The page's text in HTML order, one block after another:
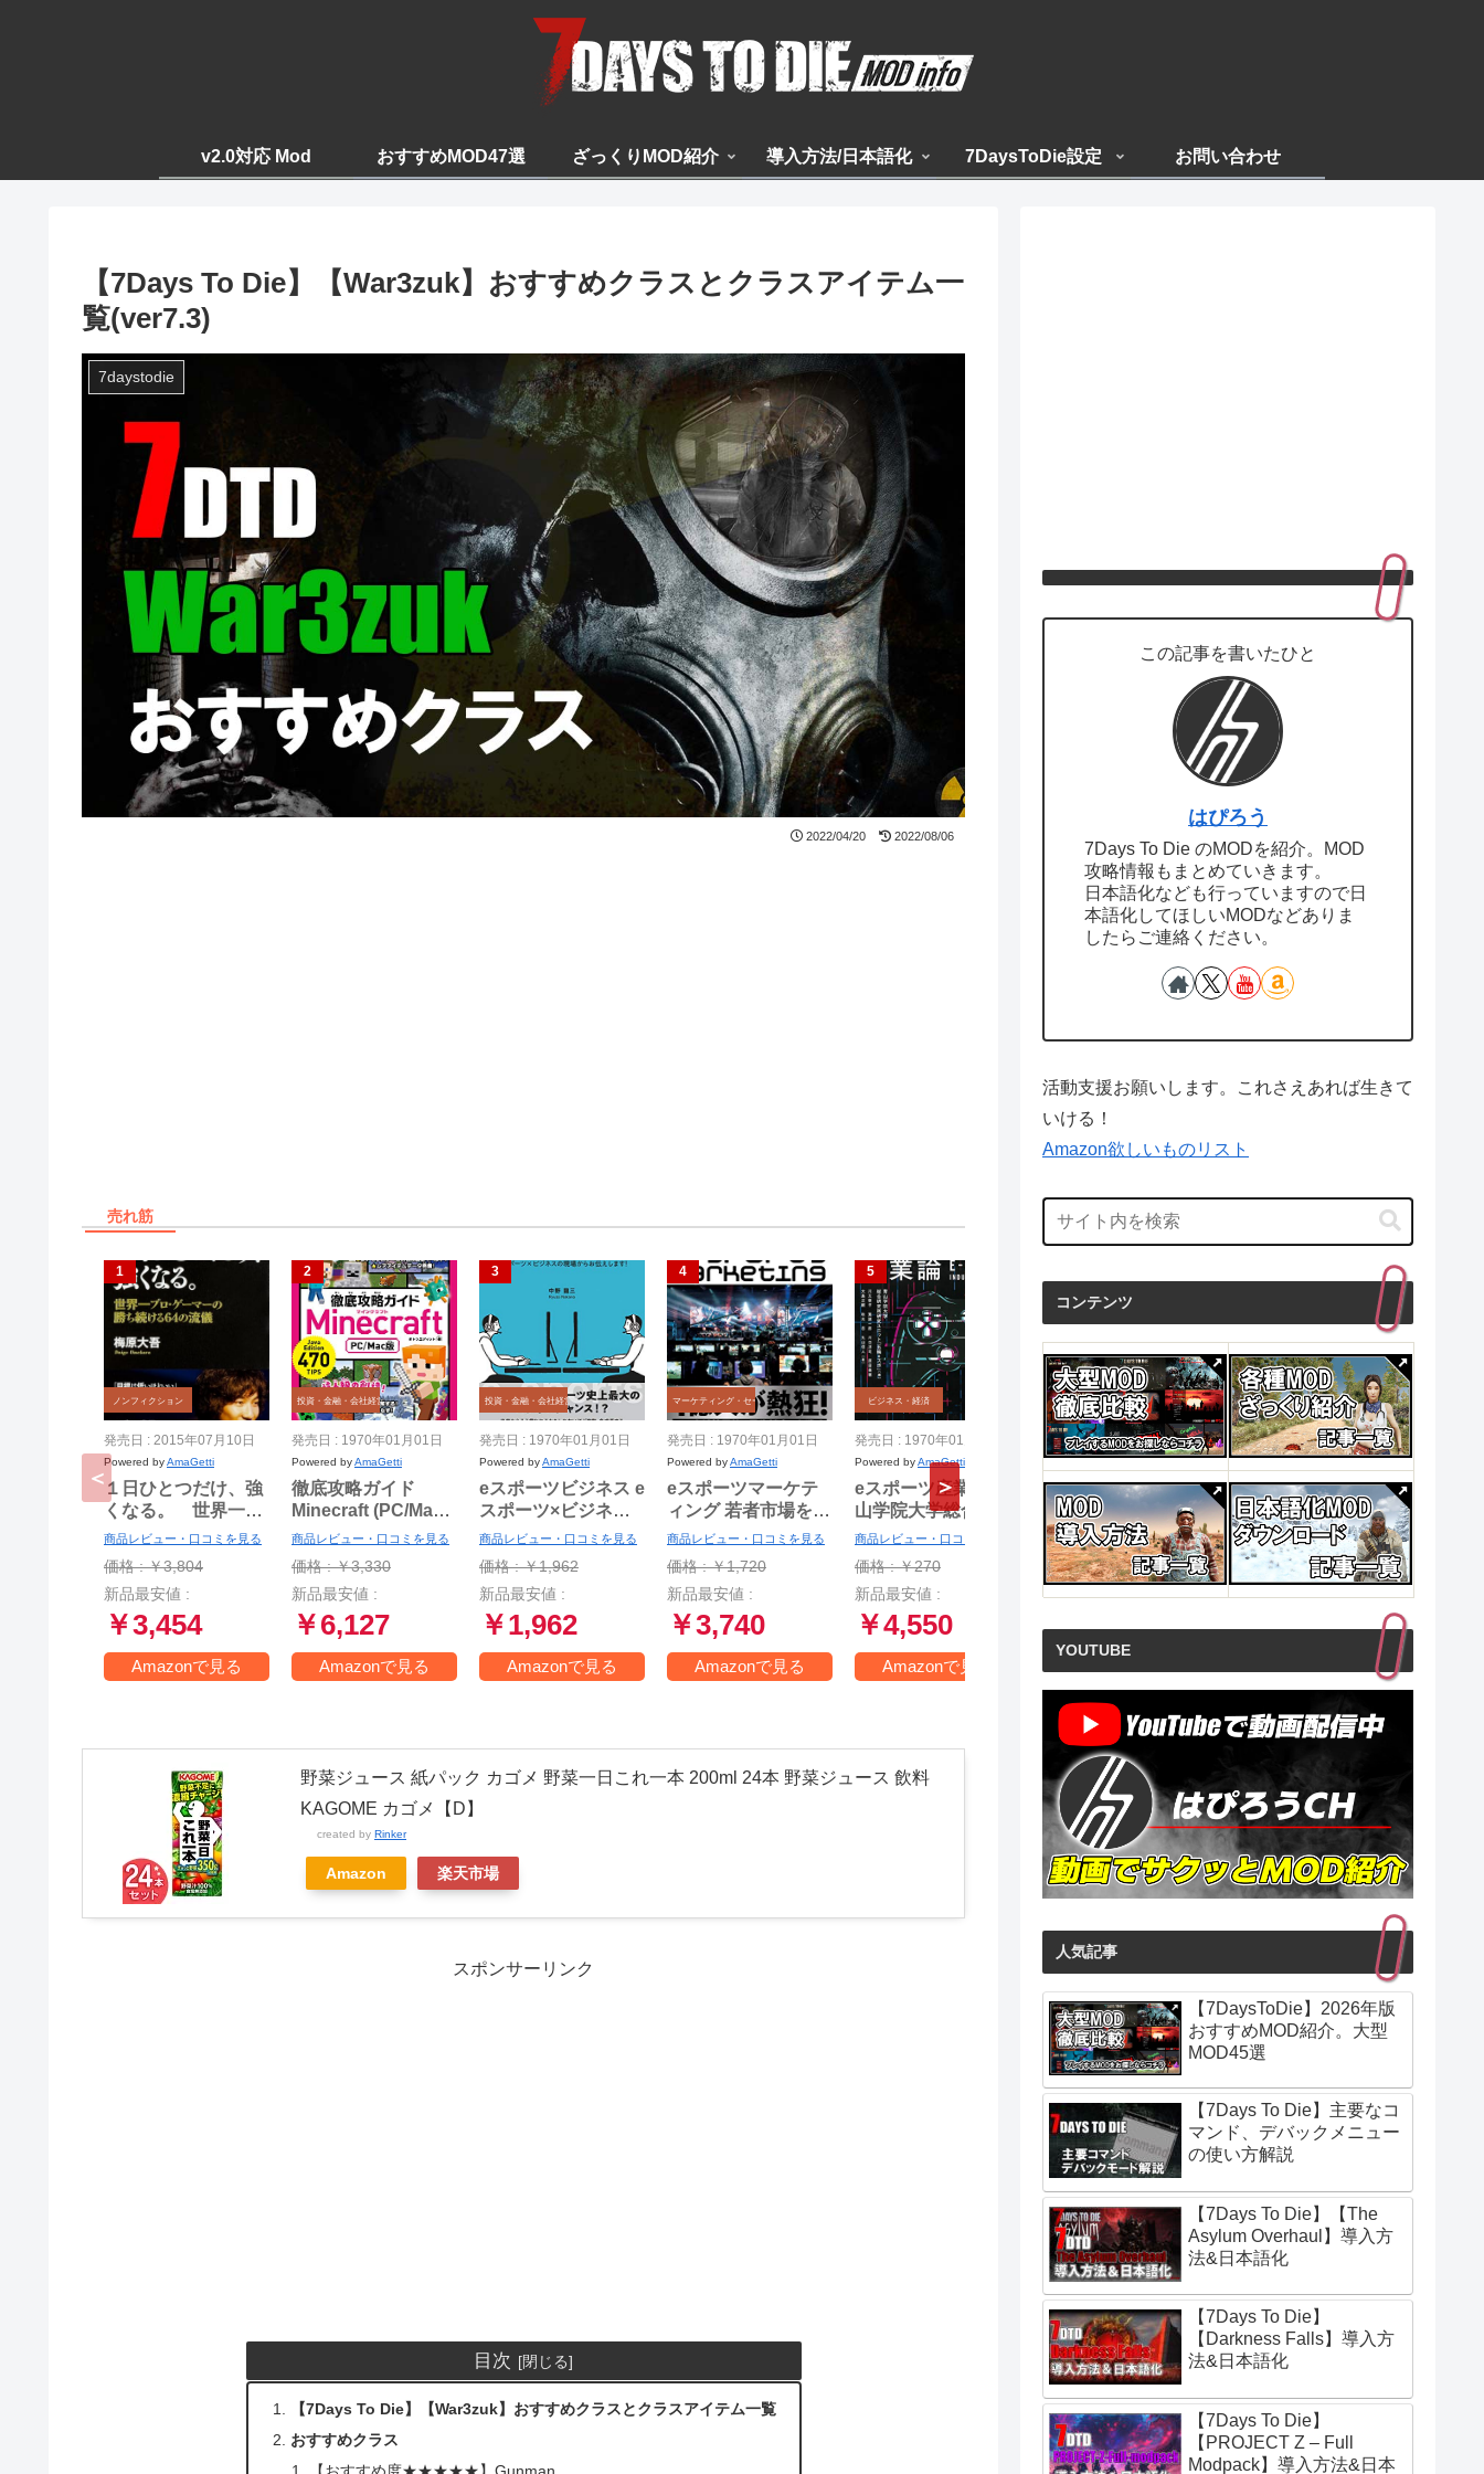
v2.0対応 Mod おすすめMOD47選 ざっくりMOD紹介 導入方法/日本語化 7DaysToDie設定 お問い合わせ
【7Days To Die】【War3zuk】おすすめクラスとクラスアイテム一
覧(ver7.3)
7daystodie
2022/04/20 2022/08/06
売れ筋
ノンフィクション
発売日 : 2015年07月10日
Powered byAmaGetti
１日ひとつだけ、強
くなる。 世界一プ
ロ・ゲーマーの勝ち
続ける64の流儀
商品レビュー・口コミを見る
価格 : ￥3,804
新品最安値 :
￥3,454
Amazonで見る
投資・金融・会社経営
発売日 : 1970年01月01日
Powered byAmaGetti
徹底攻略ガイド
Minecraft (PC/Mac
版)
商品レビュー・口コミを見る
価格 : ￥3,330
新品最安値 :
￥6,127
Amazonで見る
投資・金融・会社経営
発売日 : 1970年01月01日
Powered byAmaGetti
eスポーツビジネス e
スポーツ×ビジネス
の現場からお伝えし
ます!
商品レビュー・口コミを見る
価格 : ￥1,962
新品最安値 :
￥1,962
Amazonで見る
マーケティング・セールス
発売日 : 1970年01月01日
Powered byAmaGetti
eスポーツマーケテ
ィング 若者市場をつ
かむ最強メディアを
使いこなせ
商品レビュー・口コミを見る
価格 : ￥1,720
新品最安値 :
￥3,740
Amazonで見る
ビジネス・経済
発売日 : 1970年01月01日
Powered byAmaGetti
eスポーツ産業論 (青
山学院大学総合研究
所叢書)
商品レビュー・口コミを見る
価格 : ￥270
新品最安値 :
￥4,550
Amazonで見る
投資・金融・会社経営
発売日 : 2015年04月24日
Powered byAmaGetti
ゲーマーはもっと経
営者を目指すべき!
商品レビュー・口コミを見る
価格 : ￥2,549
新品最安値 :
￥194
産業研究
発売日 : 1970年01月01日
Powered byAmaGetti
ライズ・オブ・eス
ポーツ ゲーマーの情
熱から生まれた巨大
ビジネス
商品レビュー・口コミを見る
価格 : ￥2,640
新品最安値 :
￥5,280
野菜ジュース 紙パック カゴメ 野菜一日これ一本 200ml 24本 野菜ジュース 飲料
KAGOME カゴメ【D】
created by Rinker
Amazon 楽天市場
スポンサーリンク
目次
【7Days To Die】【War3zuk】おすすめクラスとクラスアイテム一覧
おすすめクラス
この記事を書いたひと
はぴろう
7Days To Die のMODを紹介。MOD
攻略情報もまとめていきます。
日本語化なども行っていますので日
本語化してほしいMODなどありま
したらご連絡ください。
活動支援お願いします。これさえあれば生きて
いける！
Amazon欲しいものリスト
コンテンツ
YOUTUBE
人気記事
【7DaysToDie】2026年版
おすすめMOD紹介。大型
MOD45選
【7Days To Die】主要なコ
マンド、デバックメニュー
の使い方解説
【7Days To Die】【The
Asylum Overhaul】導入方
法&日本語化
【7Days To Die】
【Darkness Falls】導入方
法&日本語化
【7Days To Die】
【PROJECT Z – Full
Modpack】導入方法&日本